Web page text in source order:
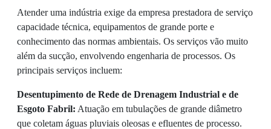
Atender uma indústria exige da empresa prestadora de serviço
capacidade técnica, equipamentos de grande porte e
conhecimento das normas ambientais. Os serviços vão muito
além da sucção, envolvendo engenharia de processos. Os
principais serviços incluem:
Desentupimento de Rede de Drenagem Industrial e de
Esgoto Fabril: Atuação em tubulações de grande diâmetro
que coletam águas pluviais oleosas e efluentes de processo.